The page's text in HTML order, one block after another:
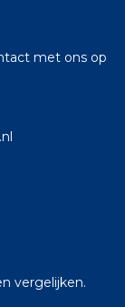
met ons op
vergelijken.